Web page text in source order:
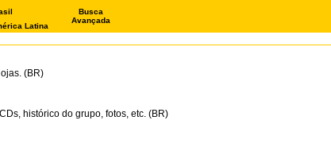
Latina
Busca
Avançada
(BR)
histórico do grupo, fotos, etc. (BR)